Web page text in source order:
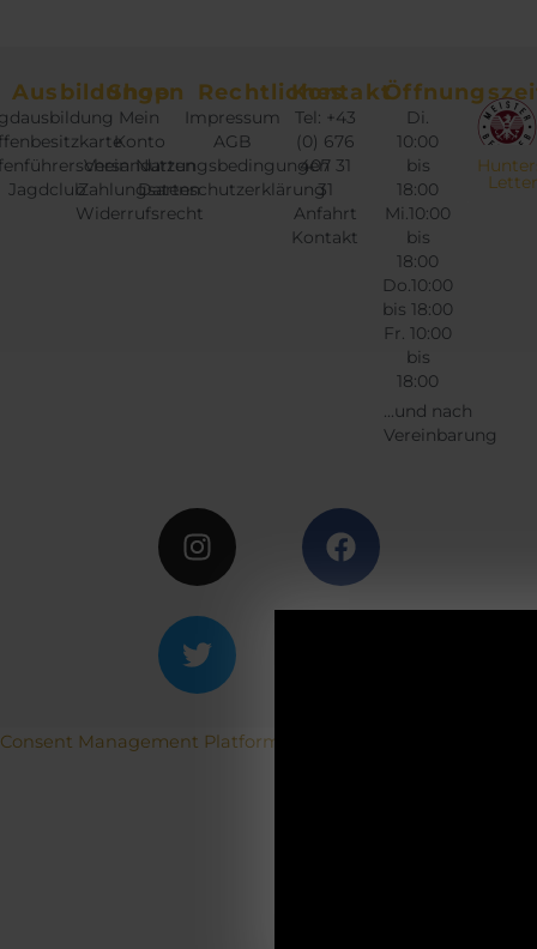
Ausbildungen
Jagdclub
Shop
Mein
Konto
Versandarten
Zahlungsarten
Widerrufsrecht
Rechtliches
Impressum
AGB
Nutzungsbedingungen
Datenschutzerklärung
Kontakt
Tel: +43
(0) 676
407 31
31
Anfahrt
Kontakt
Di.
10:00
bis
18:00
Mi.10:00
bis
18:00
Do.10:00
bis 18:00
Fr. 10:00
bis
18:00
...und nach
Vereinbarung
Consent Management Platform von Real Cookie Banner